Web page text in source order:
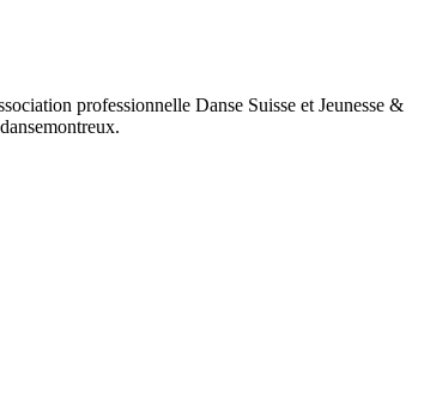
professionnelle Danse Suisse et Jeunesse &